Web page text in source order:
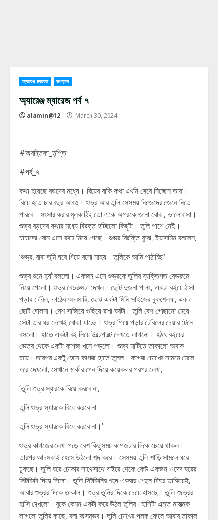
অ্যারেঞ্জ ম্যারেজ উপন্যাস
অ্যারেঞ্জ ম্যারেজ পর্ব ৭
alamin@12 March 30, 2024
#অবন্তিকা_তৃপ্তি
#পর্ব_৭
কথা হয়েছে বড়দের মধ্যে। বিয়ের বাকি কথা এখনি সেরে নিচ্ছেন তারা।
বিয়ে হতে চার বছর আরও। শুভ্র আর তুলি সেসময় নিজেদের জেনে নিতে
পারবে। সংসার করার মূলকাঠিই তো একে অপরকে জানা বোঝা, ভালোবাসা।
শুভ্র বড়দের কথার মধ্যে বিরক্ত হচ্ছিলো কিছুটা। তুলি পাশে নেই।
চাচাতো বোন এসে রুমে নিয়ে গেছে। শুভর বিরক্তি বুঝে, ইয়াসমিন বললেন,
‘শুভ্র, বাবা তুমি ঘরে গিয়ে বসো নাহয়। তুলিকে আমি পাঠাচ্ছি!’
শুভ্র শুনে হ্যাঁ বললো। একজন এসে শুভ্রকে তুলির ব্যক্তিগত বেডরুমে
নিয়ে গেলো। শুভ্র বেডরুমটা দেখল। ছোট দুজনা পালং, একটা বইয়ে ঠাসা
পড়ার টেবিল, কাঠের আলমারি, ছোট্ট একটা মিনি সাইজের বুকশেলফ, একটা
ছোট দোলনা। বেশ সাজিয়ে গুছিয়ে রাখা ঘরটা। তুলি বেশ গোছানো মেয়ে
সেটা তার ঘর দেখেই বোঝা যাচ্ছে। শুভ্র গিয়ে পড়ার টেবিলের চেয়ার টেনে
বসলো। হাতে একটা বই নিয়ে উল্টেপাল্টে দেখতে লাগলো। হঠাৎ বইয়ের
ভেতর থেকে একটা কাগজ খসে পড়লো। শুভ্র মাটিতে তাকালো অবাক
হয়ে। তারপর একটু হেসে কাগজ হাতে তুলল। কাগজ চোখের সামনে মেলে
ধরে দেখলো, সেখানে মার্কার পেন দিয়ে কয়েকবার পরপর লেখা,
‘তুলি শুভ্র স্যারকে বিয়ে করবে না,
তুলি শুভ্র স্যারকে বিয়ে করবে না
তুলি শুভ্র স্যারকে বিয়ে করবে না।’
শুভ্র কাগজের লেখা পড়ে বেশ কিছুসময় কাগজটার দিকে চেয়ে থাকল।
তারপর আচমকাই হেসে উঠলো শব্দ করে। সেসময় তুলি শাড়ি সামলে ঘরে
ঢুকছে। তুলি ঘরে ঢোকার সাথেসাথে বাইরে থেকে কেউ একজন ওদের ঘরের
সিটকিনি দিয়ে দিলো। তুলি সিটকিনির শব্দে একবার পেছন ফিরে তাকিয়েই,
আবার শুভ্রর দিকে তাকাল। শুভ্র তুলির দিকে চেয়ে হাসছে। তুলি শুভ্রের
হাসি দেখলো। বুকে কেমন একটা করে উঠল তুলির।হাসিটা এত্ত মারাত্মক
লাগলো তুলির কাছে, বলা অসম্ভব। তুলি চোখের পলক ফেলে আবার তাকাল